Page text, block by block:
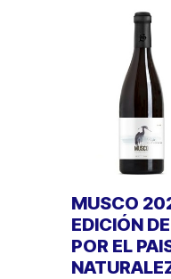
MUSCO
EDICIÓN
POR EL